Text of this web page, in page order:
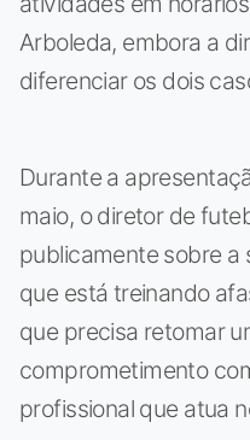
Arboleda, embora a
diferenciar os dois
Durante a
maio, o diretor de
publicamente sobre a
que está treinando
que precisa retomar
comprometimento
profissional que atua